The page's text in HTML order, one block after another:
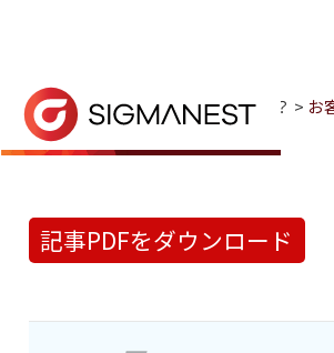
ホーム > なぜSigmaNESTなのか？ > お
ートランスオートメーション
パワートランスオートメー
記事PDFをダウンロード